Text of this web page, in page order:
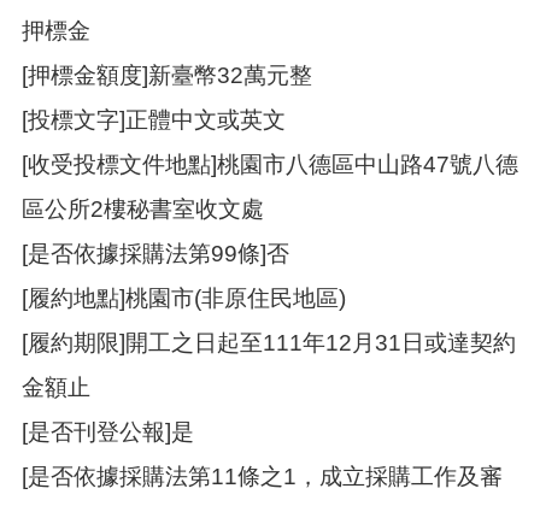
押標金
[押標金額度]新臺幣32萬元整
[投標文字]正體中文或英文
[收受投標文件地點]桃園市八德區中山路47號八德
區公所2樓秘書室收文處
[是否依據採購法第99條]否
[履約地點]桃園市(非原住民地區)
[履約期限]開工之日起至111年12月31日或達契約
金額止
[是否刊登公報]是
[是否依據採購法第11條之1，成立採購工作及審